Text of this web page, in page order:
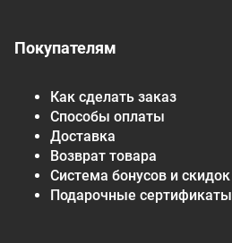
Покупателям
Как сделать заказ
Способы оплаты
Доставка
Возврат товара
Система бонусов и скидок
Подарочные сертификаты